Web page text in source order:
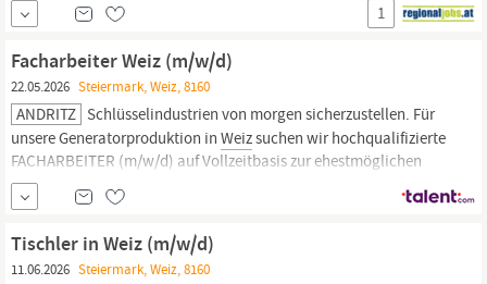
Dauernachtschicht Gute Deutschkenntnisse um eine reibungslose
Kommunikation zu gewährleisten Aufgabenbeschreibung
Bearbeitung von Isolierstoffen nach Zeichnungen...
1
Facharbeiter Weiz (m/w/d)
22.05.2026 Steiermark, Weiz, 8160
ANDRITZ Schlüsselindustrien von morgen sicherzustellen. Für
unsere Generatorproduktion in Weizsuchen wir hochqualifizierte
FACHARBEITER (m/w/d) auf Vollzeitbasis zur ehestmöglichen
Besetzung (Anstellung über Leasingfirma). WIR SUCHEN
Maschinenbautechniker:innen Elektrotechniker:innen
Mechatroniker:innen Mechaniker:innen Metalltechniker:innen
Tischler:innenZimmerer:innen
Tischler in Weiz (m/w/d)
11.06.2026 Steiermark, Weiz, 8160